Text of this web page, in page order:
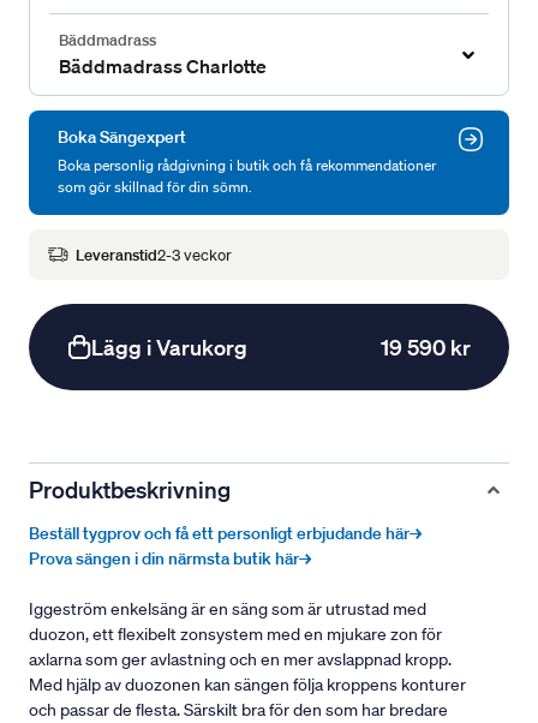
Bäddmadrass
Bäddmadrass Charlotte
Boka Sängexpert
Boka personlig rådgivning i butik och få rekommendationer
som gör skillnad för din sömn.
Leveranstid2-3 veckor
Lägg i Varukorg 19 590 kr
Produktbeskrivning
Beställ tygprov och få ett personligt erbjudande här→
Prova sängen i din närmsta butik här→
Iggeström enkelsäng är en säng som är utrustad med
duozon, ett flexibelt zonsystem med en mjukare zon för
axlarna som ger avlastning och en mer avslappnad kropp.
Med hjälp av duozonen kan sängen följa kroppens konturer
och passar de flesta. Särskilt bra för den som har bredare